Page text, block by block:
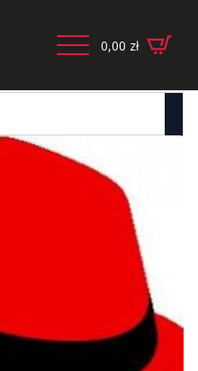
0,00 zł